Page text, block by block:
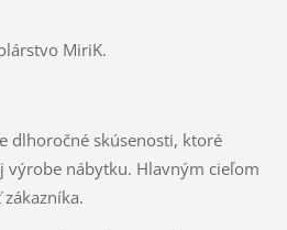
MiriK.
dlhoročné skúsenosti, ktoré
výrobe nábytku. Hlavným cieľom